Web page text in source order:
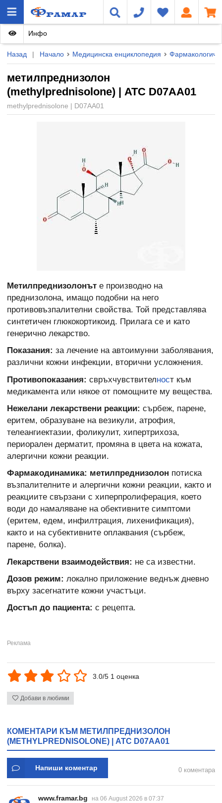
Назад | Начало Медицинска енциклопедия
метилпреднизолон
(methylprednisolone) | ATC D07AA01
methylprednisolone | D07AA01
Инфо
Метилпреднизолонът е производно на
преднизолона, имащо подобни на него
противовъзпалителни свойства. Той представлява
синтетичен глюкокортикоид. Прилага се и като
генерично лекарство.
Показания: за лечение на автоимунни заболявания,
различни кожни инфекции, вторични усложнения.
Противопоказания: свръхчувствителност към
медикамента или някое от помощните му вещества.
Нежелани лекарствени реакции: сърбеж, парене,
еритем, образуване на везикули, атрофия,
телеангиектазии, фоликулит, хипертрихоза,
периорален дерматит, промяна в цвета на кожата,
алергични кожни реакции.
Фармакодинамика: метилпреднизолон потиска
възпалителните и алергични кожни реакции, както и
реакциите свързани с хиперпролиферация, което
води до намаляване на обективните симптоми
(еритем, едем, инфилтрация, лихенификация),
както и на субективните оплаквания (сърбеж,
парене, болка).
Лекарствени взаимодействия: не са известни.
Дозов режим: локално приложение веднъж дневно
върху засегнатите кожни участъци.
Достъп до пациента: с рецепта.
3.0/5 1 оценка
Добави в любими
КОМЕНТАРИ КЪМ МЕТИЛПРЕДНИЗОЛОН
(METHYLPREDNISOLONE) | ATC D07AA01
Напиши коментар 0 коментара
www.framar.bg на 06 August 2026 в 07:37